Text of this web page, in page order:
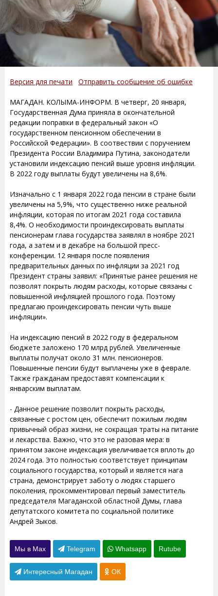
Версия для печати Отправить сообщение об ошибке
МАГАДАН. КОЛЫМА-ИНФОРМ. В четверг, 20 января,
Государственная Дума приняла в окончательной
редакции поправки в федеральный закон «О
государственном пенсионном обеспечении в
Российской Федерации». В соотвествии с поручением
Президента России Владимира Путина, законодатели
установили индексацию пенсий выше уровня инфляции.
В 2022 году выплаты будут увеличены на 8,6%.
Изначально с 1 января 2022 года пенсии в стране были
увеличены на 5,9%, что существенно ниже реальной
инфляции, которая по итогам 2021 года составила
8,4%. О необходимости проиндексировать выплаты
пенсионерам глава государства заявлял в ноябре 2021
года, а затем и в декабре на большой пресс-
конференции. 12 января после появления
предварительных данных по инфляции за 2021 год
Президент страны заявил: «Принятые ранее решения не
позволят покрыть людям расходы, которые связаны с
повышенной инфляцией прошлого года. Поэтому
предлагаю проиндексировать пенсии чуть выше
инфляции».
На индексацию пенсий в 2022 году в федеральном
бюджете заложено 170 млрд рублей. Увеличенные
выплаты получат около 31 млн. пенсионеров.
Повышенные пенсии будут выплачены уже в феврале.
Также гражданам предоставят компенсации к
январским выплатам.
- Данное решение позволит покрыть расходы,
связанные с ростом цен, обеспечит пожилым людям
привычный образ жизни, не сокращая траты на питание
и лекарства. Важно, что это не разовая мера: в
принятом законе индексация увеличивается вплоть до
2024 года. Это полностью соответствует принципам
социального государства, который и является нага
страна, демонстрирует заботу о людях старшего
поколения, прокомментировал первый заместитель
председателя Магаданской областной Думы, глава
депутатского комитета по социальной политике
Андрей Зыков.
Мы в Max Telegram Whatsapp Rutube
Интересный Магадан ОК